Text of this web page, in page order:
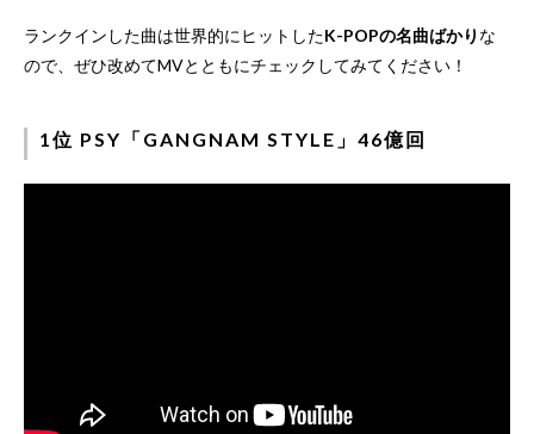
ランクインした曲は世界的にヒットしたK-POPの名曲ばかり な
ので、ぜひ改めてMVとともにチェックしてみてください！
1位 PSY「GANGNAM STYLE」46億回